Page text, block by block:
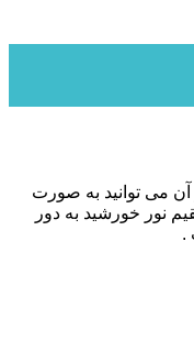
۸ ساعت تکرار شود. شستن صورت تا ۲۴ ساعت خودداری شود بعد از آن می توانید به صورت
نور خورشید به دور
.